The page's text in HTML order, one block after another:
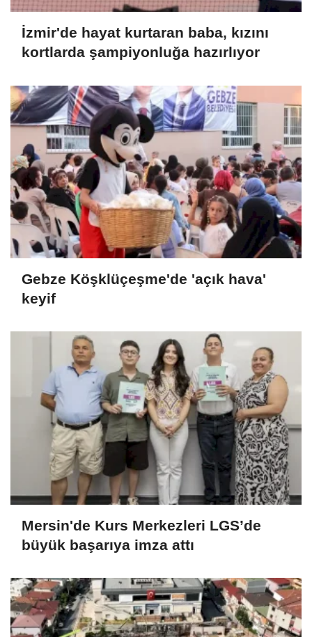
İzmir'de hayat kurtaran baba, kızını
kortlarda şampiyonluğa hazırlıyor
Gebze Köşklüçeşme'de 'açık hava'
keyif
Mersin'de Kurs Merkezleri LGS’de
büyük başarıya imza attı